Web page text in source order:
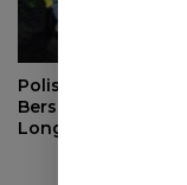
Polisi dan Warga
Bersihkan Material
Longsor di Buahdua